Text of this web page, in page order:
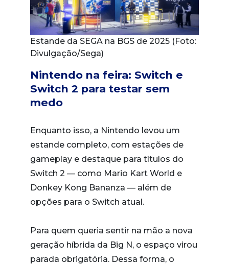
Estande da SEGA na BGS de 2025 (Foto:
Divulgação/Sega)
Nintendo na feira: Switch e
Switch 2 para testar sem
medo
Enquanto isso, a Nintendo levou um
estande completo, com estações de
gameplay e destaque para títulos do
Switch 2 — como Mario Kart World e
Donkey Kong Bananza — além de
opções para o Switch atual.
Para quem queria sentir na mão a nova
geração híbrida da Big N, o espaço virou
parada obrigatória. Dessa forma, o